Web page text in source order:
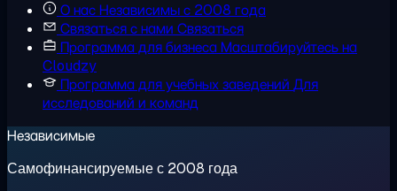
О насНезависимы с 2008 года
Связаться с нами Связаться
Программа для бизнесаМасштабируйтесь на
Cloudzy
Программа для учебных заведений Для
исследований и команд
Независимые
Самофинансируемые с 2008 года